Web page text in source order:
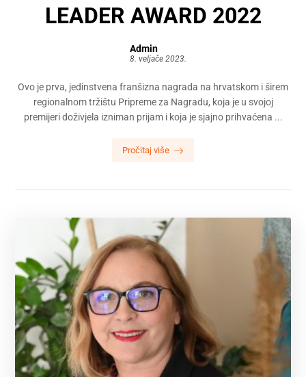
LEADER AWARD 2022
Admin
8. veljače 2023.
Ovo je prva, jedinstvena franšizna nagrada na hrvatskom i širem
regionalnom tržištu Pripreme za Nagradu, koja je u svojoj
premijeri doživjela izniman prijam i koja je sjajno prihvaćena ...
Pročitaj više